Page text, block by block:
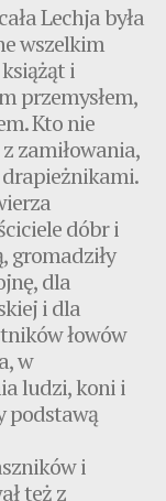
Lechja była
wszelkim
i
przemysłem,
Kto nie
zamiłowania,
dóbr i
gromadziły
dla
i dla
łowów
w
ludzi, koni i
podstawą
i
też z